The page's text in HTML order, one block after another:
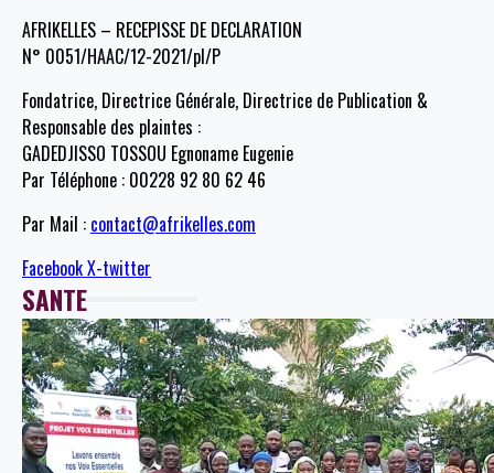
AFRIKELLES – RECEPISSE DE DECLARATION
N° 0051/HAAC/12-2021/pl/P
Fondatrice, Directrice Générale, Directrice de Publication &
Responsable des plaintes :
GADEDJISSO TOSSOU Egnoname Eugenie
Par Téléphone : 00228 92 80 62 46
Par Mail : contact@afrikelles.com
FacebookX-twitter
SANTE